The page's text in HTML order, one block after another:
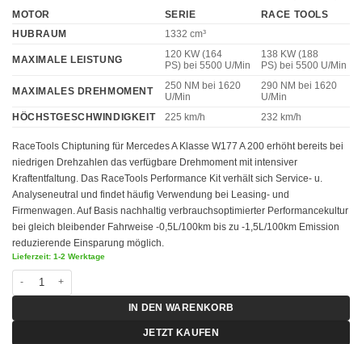
MOTOR SERIE
RACE TOOLS
HUBRAUM
1332 cm³
MAXIMALE LEISTUNG
120 KW (164
PS) bei 5500 U/Min
138 KW (188
PS) bei 5500 U/Min
MAXIMALES DREHMOMENT
250 NM bei 1620
U/Min
290 NM bei 1620
U/Min
HÖCHSTGESCHWINDIGKEIT 225 km/h 232 km/h
RaceTools Chiptuning für Mercedes A Klasse W177 A 200 erhöht bereits bei
niedrigen Drehzahlen das verfügbare Drehmoment mit intensiver
Kraftentfaltung. Das RaceTools Performance Kit verhält sich Service- u.
Analyseneutral und findet häufig Verwendung bei Leasing- und
Firmenwagen. Auf Basis nachhaltig verbrauchsoptimierter Performancekultur
bei gleich bleibender Fahrweise -0,5L/100km bis zu -1,5L/100km Emission
reduzierende Einsparung möglich.
Lieferzeit: 1-2 Werktage
Chiptuning Mercedes A Klasse W177 - A 200 120 KW (164 PS) RT-S Menge
IN DEN WARENKORB
JETZT KAUFEN